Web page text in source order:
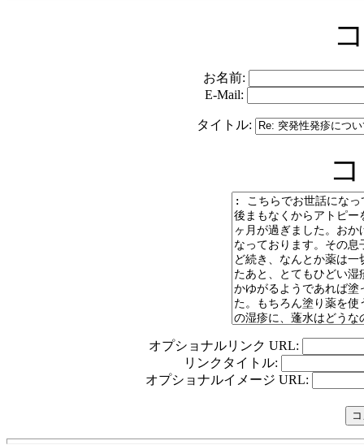
お名前:
E-Mail:
タイトル:
オプショナルリンク URL:
リンクタイトル:
オプショナルイメージ URL: